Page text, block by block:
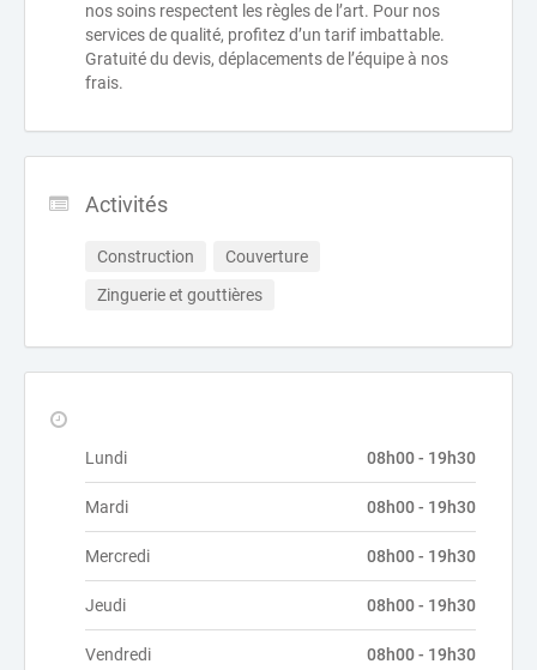
nos soins respectent les règles de l’art. Pour nos
services de qualité, profitez d’un tarif imbattable.
Gratuité du devis, déplacements de l’équipe à nos
frais.
Activités
Construction
Couverture
Zinguerie et gouttières
Lundi 08h00 - 19h30
Mardi 08h00 - 19h30
Mercredi 08h00 - 19h30
Jeudi 08h00 - 19h30
Vendredi 08h00 - 19h30